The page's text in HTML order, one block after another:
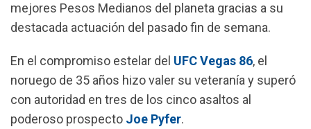
e
b
o
k
t
s
p
p
e
g
a
m
i
l
mejores Pesos Medianos del planeta gracias a su
destacada actuación del pasado fin de semana.
En el compromiso estelar del UFC Vegas 86, el
noruego de 35 años hizo valer su veteranía y superó
con autoridad en tres de los cinco asaltos al
poderoso prospecto Joe Pyfer.